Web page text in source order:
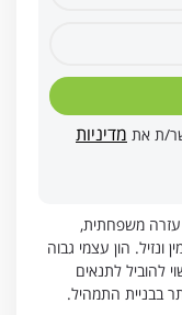
ת את מדיניות
עזרה משפחתית,
ונזיל. הון עצמי גבוה
להוביל לתנאים
בבניית התמהיל.